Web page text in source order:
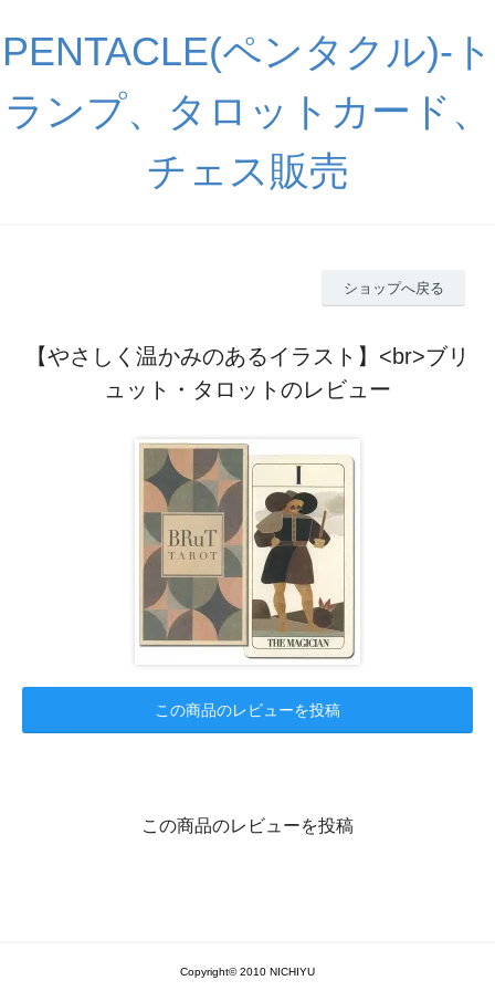
PENTACLE(ペンタクル)-ト
ランプ、タロットカード、
チェス販売
ショップへ戻る
【やさしく温かみのあるイラスト】<br>ブリ
ュット・タロットのレビュー
この商品のレビューを投稿
この商品のレビューを投稿
Copyright© 2010 NICHIYU